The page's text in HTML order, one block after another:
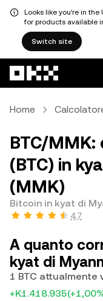
Looks like you're in
for products available
Switch site
Home
BTC/
(BTC) in
(MMK)
Bitcoin in kyat di
4,7
A quanto
kyat di
1 BTC attualmente
+K1.418.935